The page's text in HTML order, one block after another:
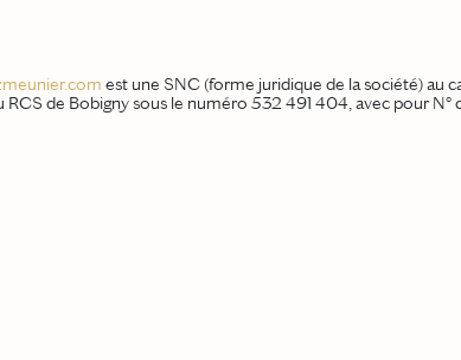
est une SNC (forme juridique de la société) au
de Bobigny sous le numéro 532 491 404, avec pour